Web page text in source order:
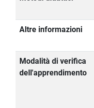
Altre informazioni
Modalità di verifica
dell'apprendimento